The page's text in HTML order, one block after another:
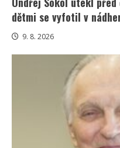
dětmi se vyfotil v
9. 8. 2026